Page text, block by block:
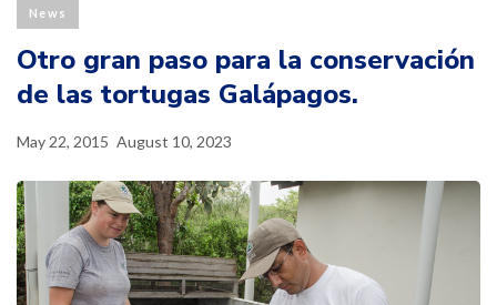
News
Otro gran paso para la conservación
de las tortugas Galápagos.
May 22, 2015 August 10, 2023